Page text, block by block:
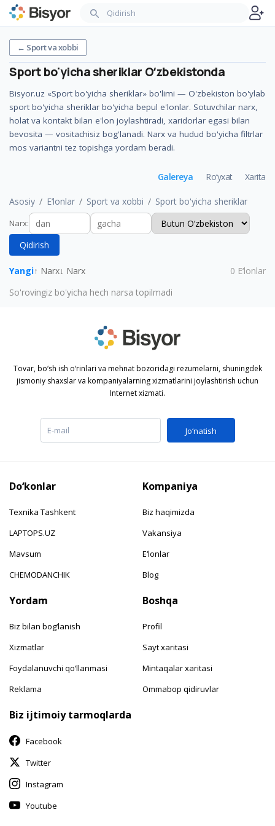
← Sport va xobbi
Sport bo'yicha sheriklar Oʻzbekistonda
Bisyor.uz «Sport bo'yicha sheriklar» bo'limi — O'zbekiston bo'ylab
sport bo'yicha sheriklar bo'yicha bepul e'lonlar. Sotuvchilar narx,
holat va kontakt bilan e'lon joylashtiradi, xaridorlar egasi bilan
bevosita — vositachisiz bog'lanadi. Narx va hudud bo'yicha filtrlar
mos variantni tez topishga yordam beradi.
Asosiy E‘lonlar Sport va xobbi Sport bo'yicha sheriklar
Galereya Ro‘yxat Xarita
Narx:
Qidirish
Yangi↑ Narx↓ Narx 0 E‘lonlar
So'rovingiz bo'yicha hech narsa topilmadi
Tovar, bo‘sh ish o‘rinlari va mehnat bozoridagi rezumelarni, shuningdek
jismoniy shaxslar va kompaniyalarning xizmatlarini joylashtirish uchun
Internet xizmati.
Jo‘natish
Do‘konlar
Texnika Tashkent
LAPTOPS.UZ
Mavsum
CHEMODANCHIK
Kompaniya
Biz haqimizda
Vakansiya
E‘lonlar
Blog
Yordam
Biz bilan bog‘lanish
Xizmatlar
Foydalanuvchi qo‘llanmasi
Reklama
Boshqa
Profil
Sayt xaritasi
Mintaqalar xaritasi
Ommabop qidiruvlar
Biz ijtimoiy tarmoqlarda
Facebook
Twitter
Instagram
Youtube